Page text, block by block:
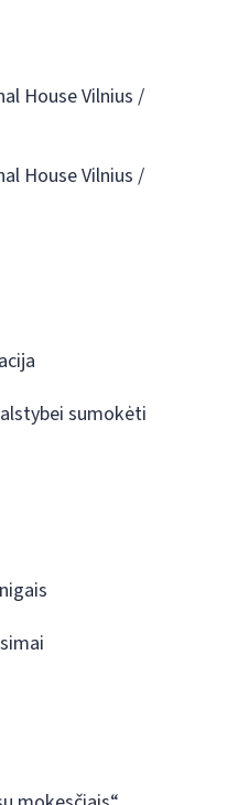
House Vilnius /
House Vilnius /
sumokėti